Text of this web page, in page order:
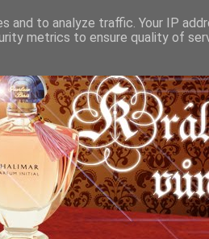
to analyze traffic. Your IP
metrics to ensure quality of